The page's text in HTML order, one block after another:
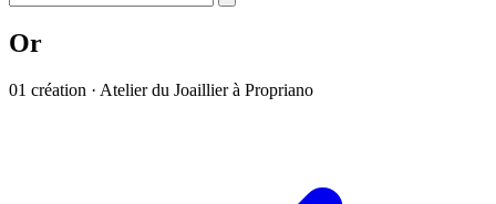
Or
01 création · Atelier du Joaillier à Propriano